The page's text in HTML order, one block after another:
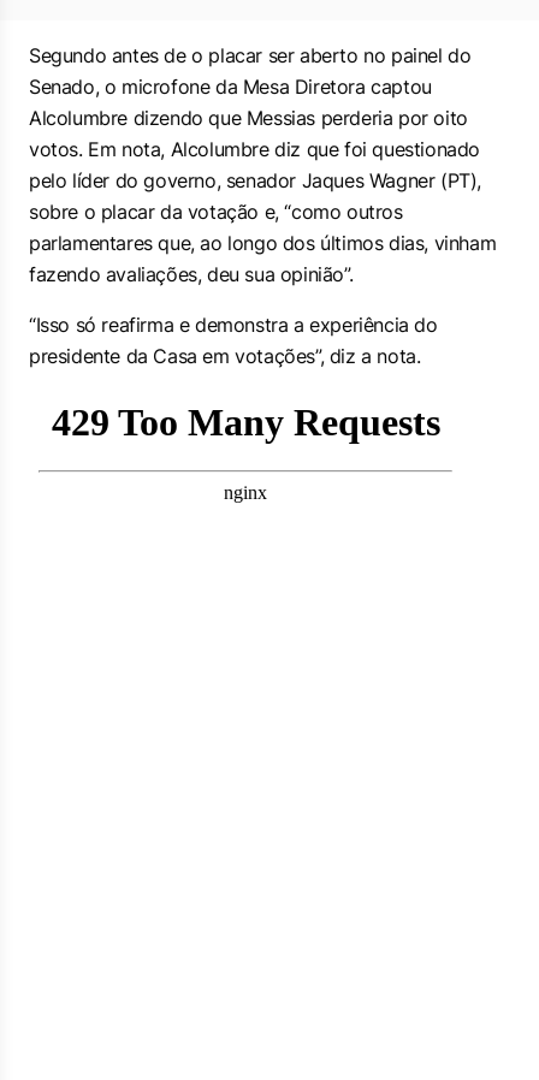
Segundo antes de o placar ser aberto no painel do
Senado, o microfone da Mesa Diretora captou
Alcolumbre dizendo que Messias perderia por oito
votos. Em nota, Alcolumbre diz que foi questionado
pelo líder do governo, senador Jaques Wagner (PT),
sobre o placar da votação e, “como outros
parlamentares que, ao longo dos últimos dias, vinham
fazendo avaliações, deu sua opinião”.
“Isso só reafirma e demonstra a experiência do
presidente da Casa em votações”, diz a nota.